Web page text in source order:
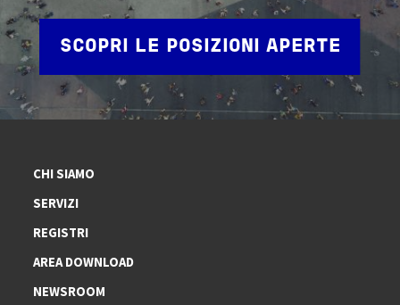
SCOPRI LE POSIZIONI APERTE
CHI SIAMO
SERVIZI
REGISTRI
AREA DOWNLOAD
NEWSROOM